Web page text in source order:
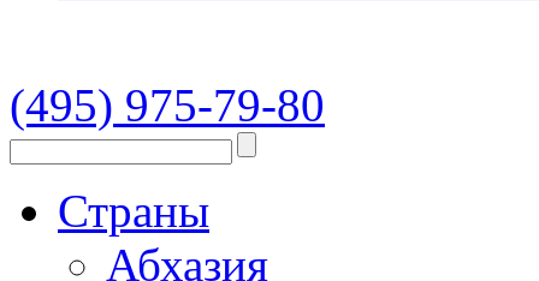
(495) 975-79-80
Страны
Абхазия